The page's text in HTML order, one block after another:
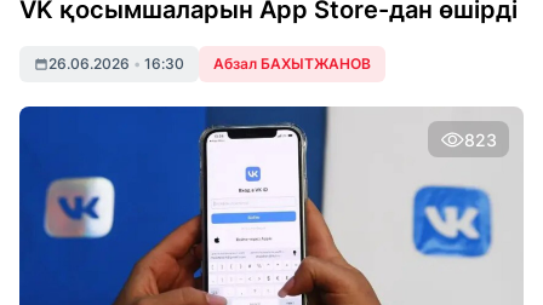
VK қосымшаларын App Store-дан өшірді
26.06.2026 • 16:30 Абзал БАХЫТЖАНОВ
823